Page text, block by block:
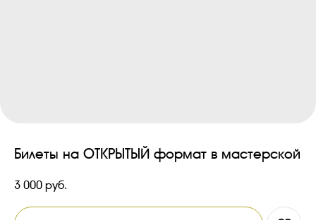
Билеты на ОТКРЫТЫЙ формат в мастерской
3 000 руб.